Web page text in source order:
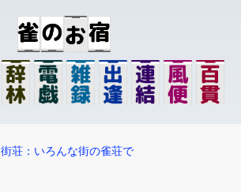
街荘：いろんな街の雀荘で